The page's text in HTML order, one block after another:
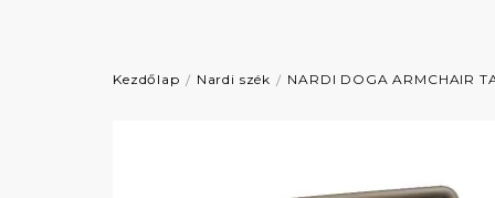
Kezdőlap Nardi szék NARDI DOGA ARMCHAIR